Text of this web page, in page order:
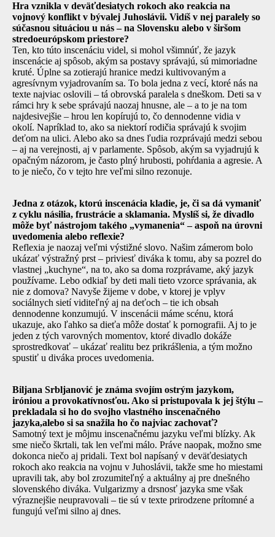
Hra vznikla v deväťdesiatych rokoch ako reakcia na
vojnový konflikt v bývalej Juhoslávii. Vidíš v nej paralely so
súčasnou situáciou u nás – na Slovensku alebo v širšom
stredoeurópskom priestore?
Ten, kto túto inscenáciu videl, si mohol všimnúť, že jazyk
inscenácie aj spôsob, akým sa postavy správajú, sú mimoriadne
kruté. Úplne sa zotierajú hranice medzi kultivovaným a
agresívnym vyjadrovaním sa. To bola jedna z vecí, ktoré nás na
texte najviac oslovili – tá obrovská paralela s dneškom. Deti sa v
rámci hry k sebe správajú naozaj hnusne, ale – a to je na tom
najdesivejšie – hrou len kopírujú to, čo dennodenne vidia v
okolí. Napríklad to, ako sa niektorí rodičia správajú k svojim
deťom na ulici. Alebo ako sa dnes ľudia rozprávajú medzi sebou
– aj na verejnosti, aj v parlamente. Spôsob, akým sa vyjadrujú k
opačným názorom, je často plný hrubosti, pohŕdania a agresie. A
to je niečo, čo v tejto hre veľmi silno rezonuje.
Jedna z otázok, ktorú inscenácia kladie, je, či sa dá vymaniť
z cyklu násilia, frustrácie a sklamania. Myslíš si, že divadlo
môže byť nástrojom takého „vymanenia“ – aspoň na úrovni
uvedomenia alebo reflexie?
Reflexia je naozaj veľmi výstižné slovo. Našim zámerom bolo
ukázať výstražný prst – priviesť diváka k tomu, aby sa pozrel do
vlastnej „kuchyne“, na to, ako sa doma rozprávame, aký jazyk
používame. Lebo odkiaľ by deti mali tieto vzorce správania, ak
nie z domova? Navyše žijeme v dobe, v ktorej je vplyv
sociálnych sietí viditeľný aj na deťoch – tie ich obsah
dennodenne konzumujú. V inscenácii máme scénu, ktorá
ukazuje, ako ľahko sa dieťa môže dostať k pornografii. Aj to je
jeden z tých varovných momentov, ktoré divadlo dokáže
sprostredkovať – ukázať realitu bez prikrášlenia, a tým možno
spustiť u diváka proces uvedomenia.
Biljana Srbljanović je známa svojím ostrým jazykom,
iróniou a provokatívnosťou. Ako si pristupovala k jej štýlu –
prekladala si ho do svojho vlastného inscenačného
jazyka,alebo si sa snažila ho čo najviac zachovať?
Samotný text je môjmu inscenačnému jazyku veľmi blízky. Ak
sme niečo škrtali, tak len veľmi málo. Práve naopak, možno sme
dokonca niečo aj pridali. Text bol napísaný v deväťdesiatych
rokoch ako reakcia na vojnu v Juhoslávii, takže sme ho miestami
upravili tak, aby bol zrozumiteľný a aktuálny aj pre dnešného
slovenského diváka. Vulgarizmy a drsnosť jazyka sme však
výraznejšie neupravovali – tie sú v texte prirodzene prítomné a
fungujú veľmi silno aj dnes.